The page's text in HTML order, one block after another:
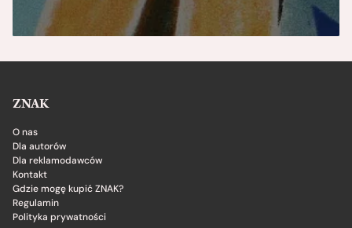
ZNAK
O nas
Dla autorów
Dla reklamodawców
Kontakt
Gdzie mogę kupić ZNAK?
Regulamin
Polityka prywatności